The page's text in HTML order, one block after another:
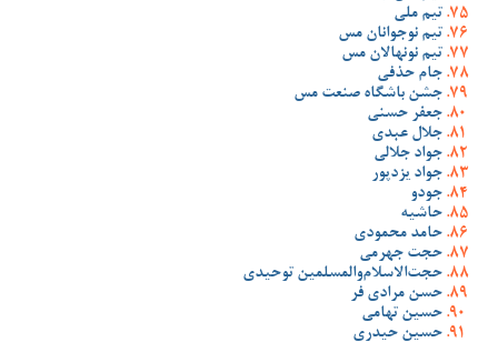
تیم ملی
تیم نوجوانان مس
تیم نونهالان مس
جام حذفی
جشن باشگاه صنعت مس
جعفر حسنی
جلال عبدی
جواد جلالی
جواد یزدپور
جودو
حاشیه
حامد محمودی
حجت جهرمی
حجت‌الاسلام‌والمسلمین توحیدی
حسن مرادی فر
حسین تهامی
حسین حیدری